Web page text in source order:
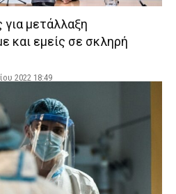
μετάλλαξη
και εμείς σε σκληρή
2022 18:49